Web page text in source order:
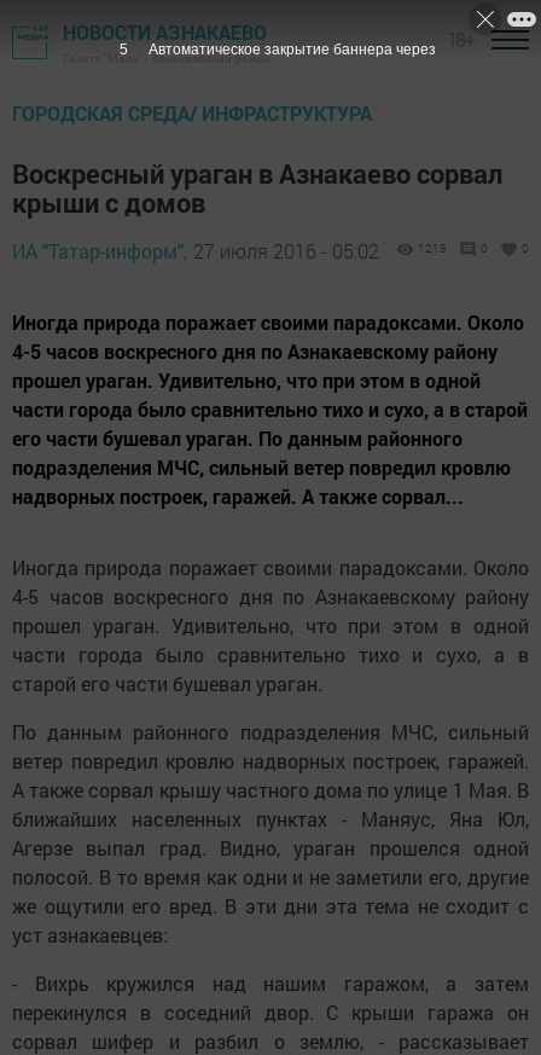
НОВОСТИ АЗНАКАЕВО
Газета "Маяк" - Азнакаевский район
ГОРОДСКАЯ СРЕДА/ ИНФРАСТРУКТУРА
Воскресный ураган в Азнакаево сорвал
крыши с домов
ИА "Татар-информ", 27 июля 2016 - 05:02 1218 0 0
Иногда природа поражает своими парадоксами. Около
4-5 часов воскресного дня по Азнакаевскому району
прошел ураган. Удивительно, что при этом в одной
части города было сравнительно тихо и сухо, а в старой
его части бушевал ураган. По данным районного
подразделения МЧС, сильный ветер повредил кровлю
надворных построек, гаражей. А также сорвал...
Иногда природа поражает своими парадоксами. Около
4-5 часов воскресного дня по Азнакаевскому району
прошел ураган. Удивительно, что при этом в одной
части города было сравнительно тихо и сухо, а в
старой его части бушевал ураган.
По данным районного подразделения МЧС, сильный
ветер повредил кровлю надворных построек, гаражей.
А также сорвал крышу частного дома по улице 1 Мая. В
ближайших населенных пунктах - Маняус, Яна Юл,
Агерзе выпал град. Видно, ураган прошелся одной
полосой. В то время как одни и не заметили его, другие
же ощутили его вред. В эти дни эта тема не сходит с
уст азнакаевцев:
- Вихрь кружился над нашим гаражом, а затем
перекинулся в соседний двор. С крыши гаража он
сорвал шифер и разбил о землю, - рассказывает
4 Автоматическое закрытие баннера через